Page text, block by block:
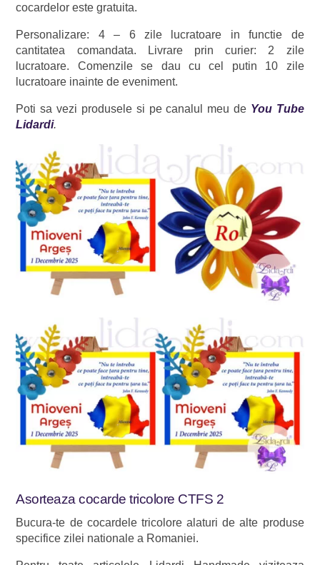
cocardelor este gratuita.
Personalizare: 4 – 6 zile lucratoare in functie de
cantitatea comandata. Livrare prin curier: 2 zile
lucratoare. Comenzile se dau cu cel putin 10 zile
lucratoare inainte de eveniment.
Poti sa vezi produsele si pe canalul meu de You Tube
Lidardi.
Asorteaza cocarde tricolore CTFS 2
Bucura-te de cocardele tricolore alaturi de alte produse
specifice zilei nationale a Romaniei.